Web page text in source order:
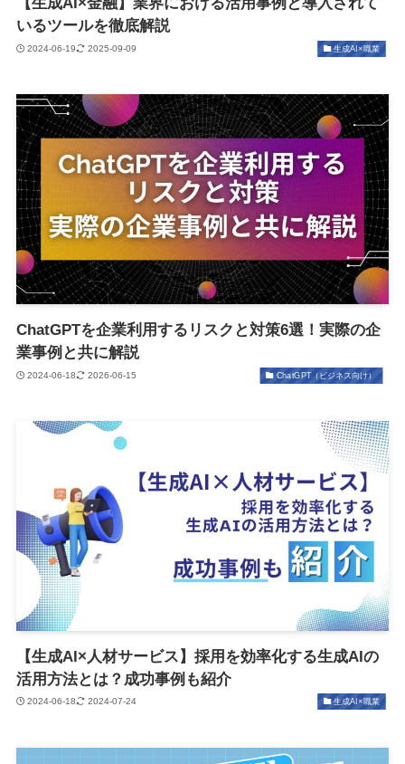
【生成AI×金融】業界における活用事例と導入されて
いるツールを徹底解説
2024-06-19 2025-09-09 生成AI×職業
ChatGPTを企業利用するリスクと対策6選！実際の企
業事例と共に解説
2024-06-18 2026-06-15 ChatGPT（ビジネス向け）
【生成AI×人材サービス】採用を効率化する生成AIの
活用方法とは？成功事例も紹介
2024-06-18 2024-07-24 生成AI×職業